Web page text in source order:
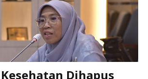
Kesehatan Dihapus